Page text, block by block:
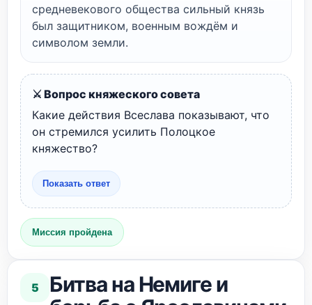
средневекового общества сильный князь
был защитником, военным вождём и
символом земли.
⚔️ Вопрос княжеского совета
Какие действия Всеслава показывают, что
он стремился усилить Полоцкое
княжество?
Показать ответ
Миссия пройдена
5
Битва на Немиге и